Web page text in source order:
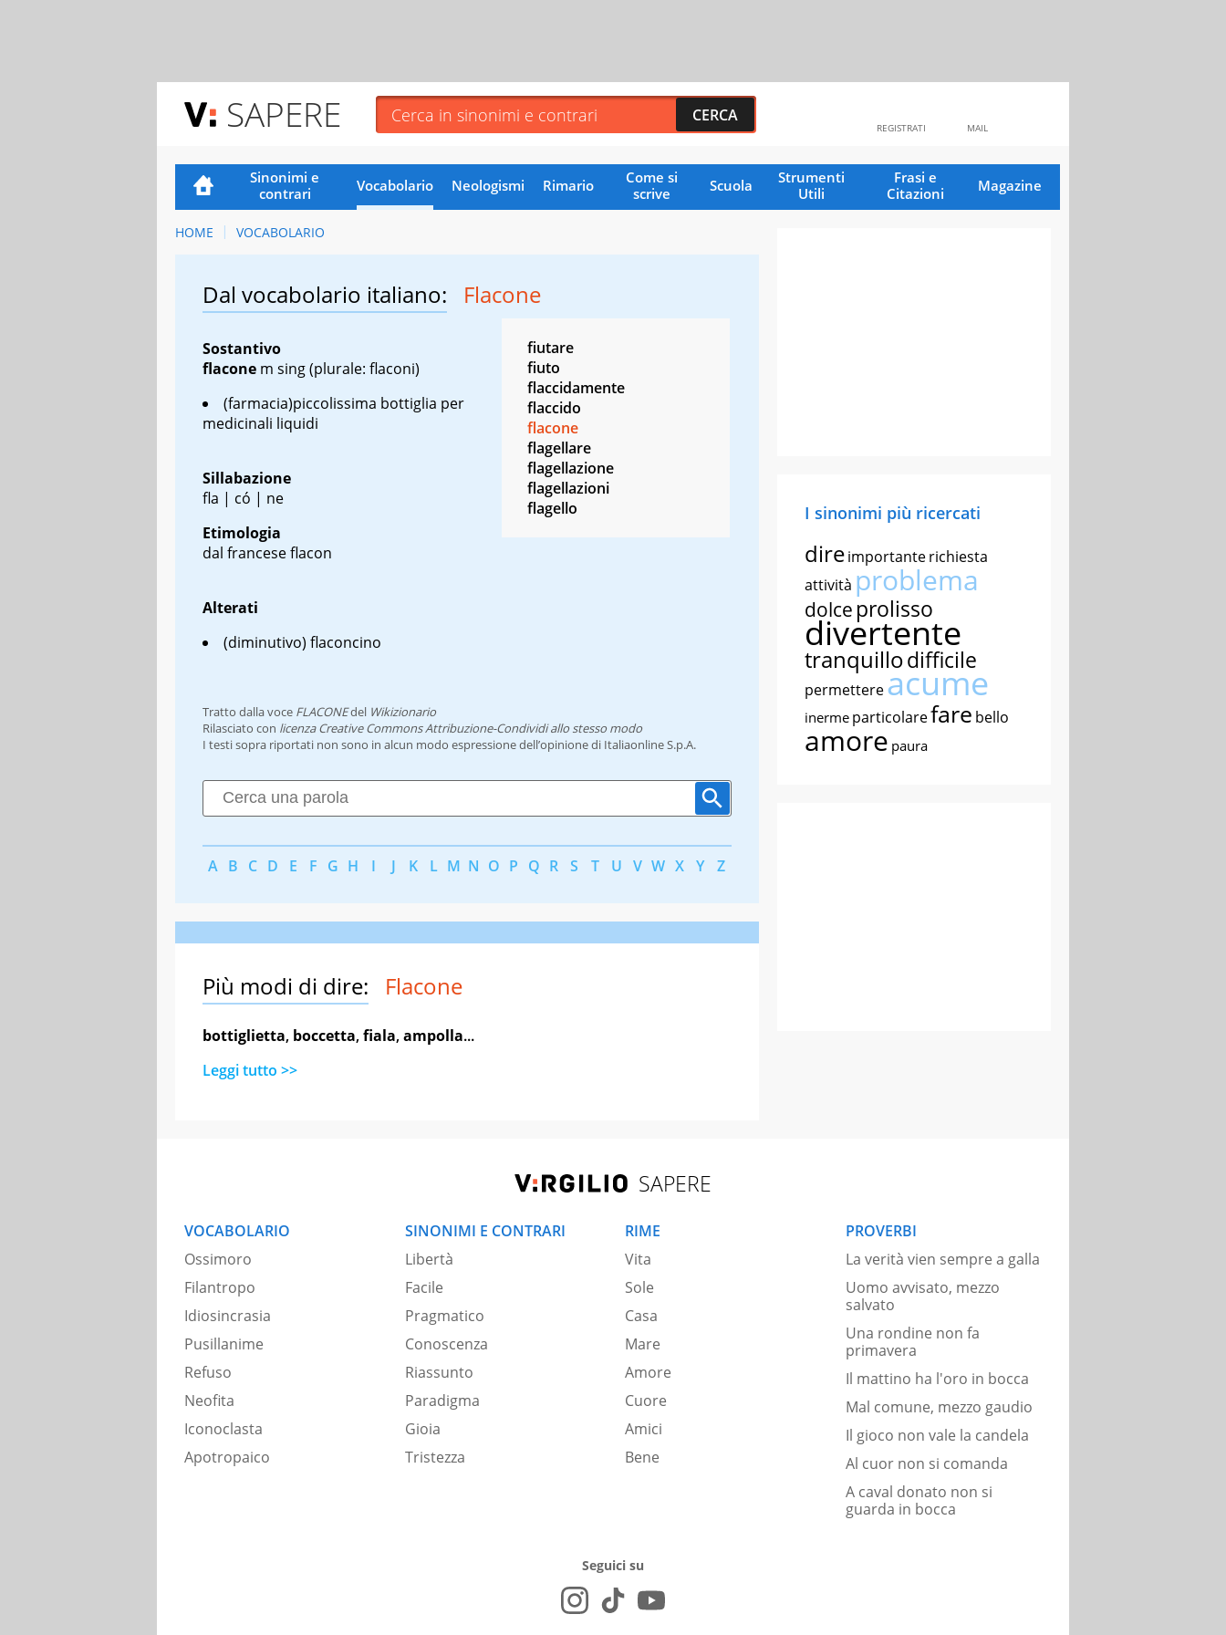
SAPERE MAIL
REGISTRATI
Sinonimi e
contrari
Vocabolario Neologismi Rimario
Come si
scrive
Scuola
Strumenti
Utili
Frasi e
Citazioni
Magazine
HOME VOCABOLARIO
Dal vocabolario italiano: Flacone
Sostantivo
flacone m sing(plurale: flaconi)
(farmacia)piccolissima bottiglia per
medicinali liquidi
Sillabazione
fla | có | ne
Etimologia
dal franceseflacon
Alterati
(diminutivo) flaconcino
fiutare
fiuto
flaccidamente
flaccido
flacone
flagellare
flagellazione
flagellazioni
flagello
Tratto dalla voce FLACONEdel Wikizionario
Rilasciato con licenza Creative Commons Attribuzione-Condividi allo stesso modo
I testi sopra riportati non sono in alcun modo espressione dell’opinione di Italiaonline S.p.A.
A B C D E F G H I J K L M N O P Q R S T U V W X Y Z
Più modi di dire: Flacone
bottiglietta, boccetta,fiala,ampolla...
Leggi tutto >>
I sinonimi più ricercati
direimportanterichiesta
attività problema
dolce prolisso
divertente
tranquillodifficile
permettereacume
inerme particolarefare bello
amore paura
SAPERE
VOCABOLARIO
Ossimoro
Filantropo
Idiosincrasia
Pusillanime
Refuso
Neofita
Iconoclasta
Apotropaico
SINONIMI E CONTRARI
Libertà
Facile
Pragmatico
Conoscenza
Riassunto
Paradigma
Gioia
Tristezza
RIME
Vita
Sole
Casa
Mare
Amore
Cuore
Amici
Bene
PROVERBI
La verità vien sempre a galla
Uomo avvisato, mezzo
salvato
Una rondine non fa
primavera
Il mattino ha l'oro in bocca
Mal comune, mezzo gaudio
Il gioco non vale la candela
Al cuor non si comanda
A caval donato non si
guarda in bocca
Seguici su